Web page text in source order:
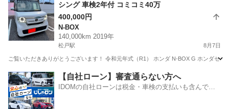
シング 車検2年付 コミコミ40万
400,000円
N-BOX
140,000km 2019年
松戸駅 8月7日
ご覧いただきありがとうございます！ 令和元年式（R1） ホンダ N-BOX G ホンダセ
千葉 松戸市 松戸駅 N-BOX
【自社ローン】審査通らない方へ
IDOMの自社ローンは税金・車検の支払いも含んでい